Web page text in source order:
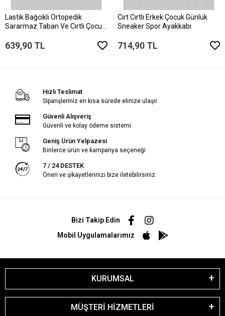
Lastik Bağcıklı Ortopedik
Sararmaz Taban Ve Cırtlı Çocuk
639,90 TL
Cırt Cırtlı Erkek Çocuk Günlük
Sneaker Spor Ayakkabı
714,90 TL
Hızlı Teslimat
Siparişleriniz en kısa sürede elinize ulaşır.
Güvenli Alışveriş
Güvenli ve kolay ödeme sistemi
Geniş Ürün Yelpazesi
Binlerce ürün ve kampanya seçeneği
7 / 24 DESTEK
Öneri ve şikayetlerinizi bize iletebilirsiniz.
Bizi Takip Edin
Mobil Uygulamalarımız
KURUMSAL
MÜŞTERİ HİZMETLERİ